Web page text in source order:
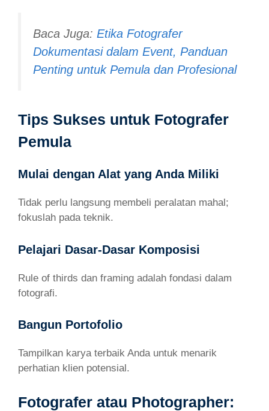
Baca Juga: Etika Fotografer
Dokumentasi dalam Event, Panduan
Penting untuk Pemula dan Profesional
Tips Sukses untuk Fotografer
Pemula
Mulai dengan Alat yang Anda Miliki
Tidak perlu langsung membeli peralatan mahal;
fokuslah pada teknik.
Pelajari Dasar-Dasar Komposisi
Rule of thirds dan framing adalah fondasi dalam
fotografi.
Bangun Portofolio
Tampilkan karya terbaik Anda untuk menarik
perhatian klien potensial.
Fotografer atau Photographer: